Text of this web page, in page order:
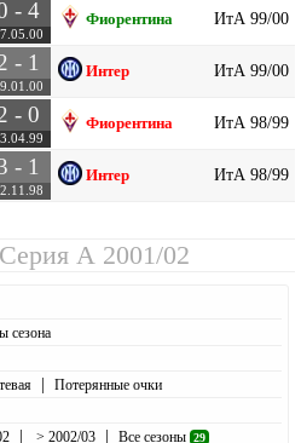
- 4 Фиорентина ИтА 99/00
- 1 Интер ИтА 99/00
- 0 Фиорентина ИтА 98/99
- 1 Интер ИтА 98/99
Серия А 2001/02
сезона
| Потерянные очки
| > 2002/03 | Все сезоны 29